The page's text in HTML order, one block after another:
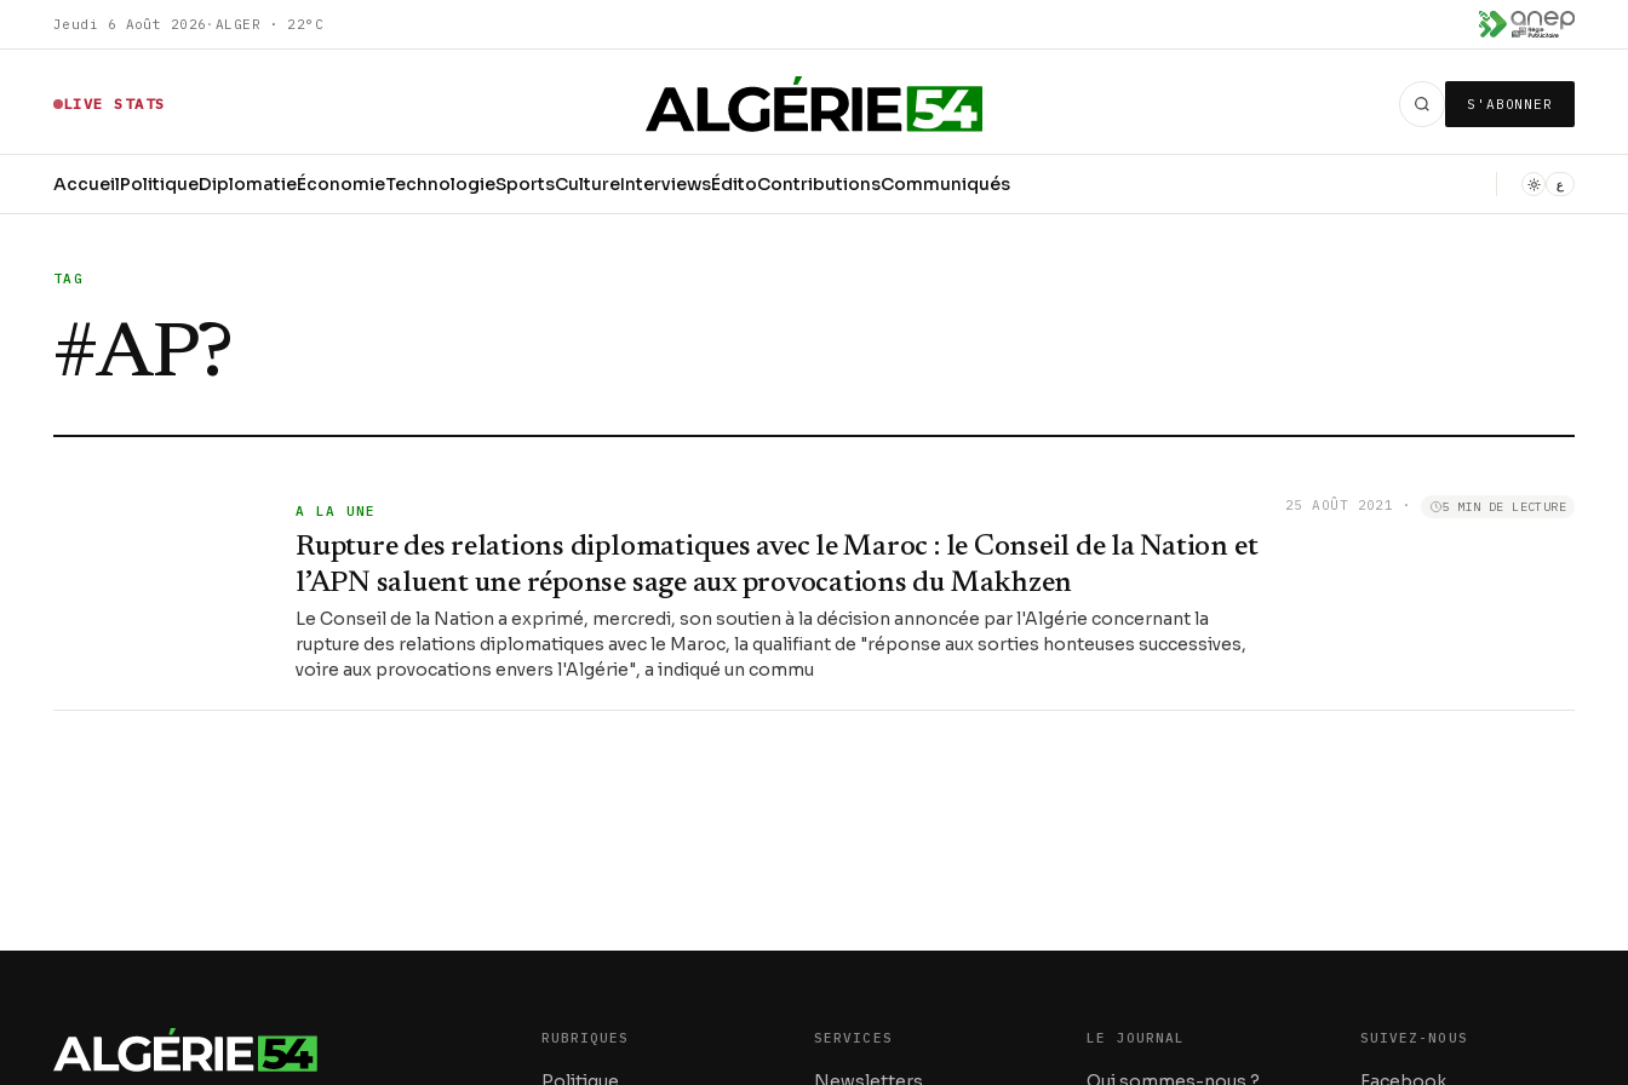
Jeudi 6 Août 2026 · ALGER · 22°C
LIVE STATS S'ABONNER
AccueilPolitiqueDiplomatieÉconomieTechnologieSportsCultureInterviewsÉditoContributionsCommuniqués ع
TAG
#AP?
A LA UNE
Rupture des relations diplomatiques avec le Maroc : le Conseil de la Nation et
l’APN saluent une réponse sage aux provocations du Makhzen
Le Conseil de la Nation a exprimé, mercredi, son soutien à la décision annoncée par l'Algérie concernant la
rupture des relations diplomatiques avec le Maroc, la qualifiant de "réponse aux sorties honteuses successives,
voire aux provocations envers l'Algérie", a indiqué un commu
25 AOÛT 2021 · 5 MIN DE LECTURE
RUBRIQUES SERVICES LE JOURNAL SUIVEZ-NOUS